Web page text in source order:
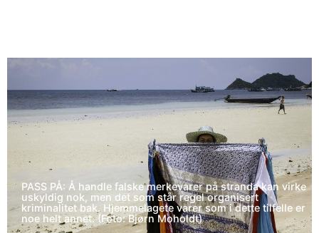
PASS PÅ: Å handle falske merkevarer på stranda kan virke
uskyldig nok, men det som står regel organisert
kriminalitet bak. Hjemmelagete varer som i dette tilfelle er
noe helt annet. (Foto: Bjørn Moholdt)